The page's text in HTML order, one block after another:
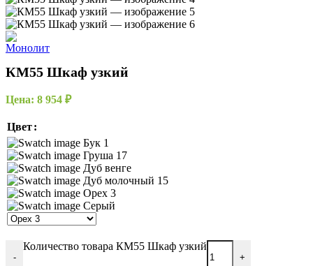
КМ55 Шкаф узкий
Цена: 8 954 ₽
Цвет
Бук 1
Груша 17
Дуб венге
Дуб молочный 15
Орех 3
Серый
-
Количество товара КМ55 Шкаф узкий
+